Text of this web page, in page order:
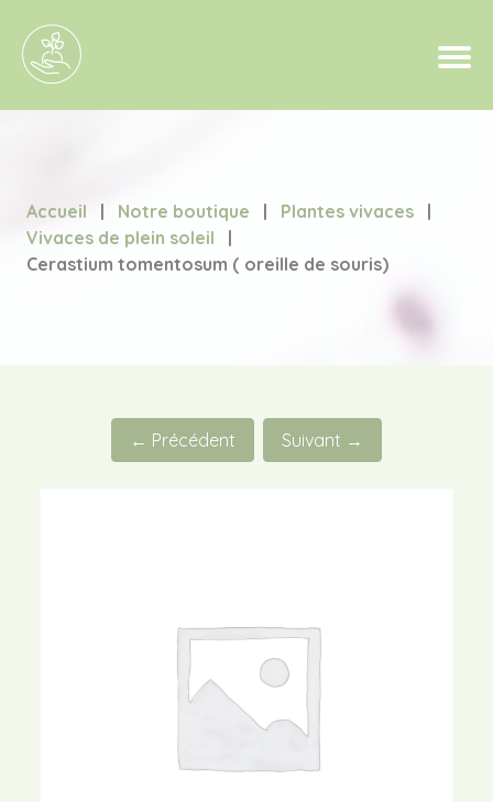
Accueil | Notre boutique | Plantes vivaces
|
Vivaces de plein soleil
|
Cerastium tomentosum ( oreille de souris)
← Précédent Suivant →